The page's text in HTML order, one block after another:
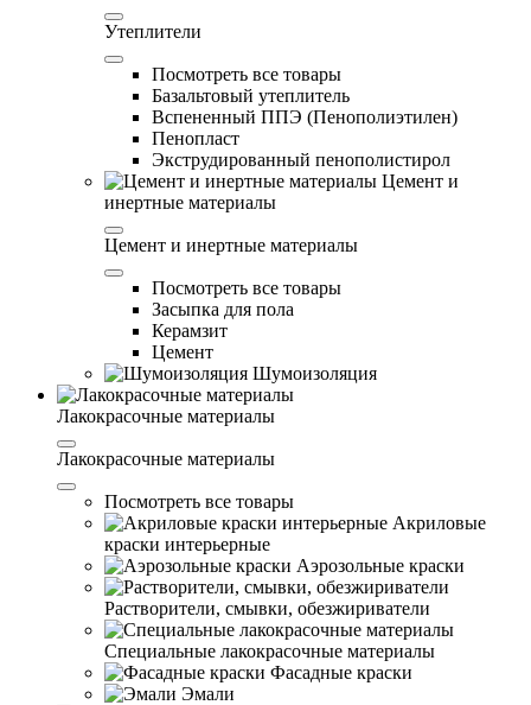
Утеплители
Посмотреть все товары
Базальтовый утеплитель
Вспененный ППЭ (Пенополиэтилен)
Пенопласт
Экструдированный пенополистирол
Цемент и
инертные материалы
Цемент и инертные материалы
Посмотреть все товары
Засыпка для пола
Керамзит
Цемент
Шумоизоляция
Лакокрасочные материалы
Лакокрасочные материалы
Посмотреть все товары
Акриловые
краски интерьерные
Аэрозольные краски
Растворители, смывки, обезжириватели
Специальные лакокрасочные материалы
Фасадные краски
Эмали